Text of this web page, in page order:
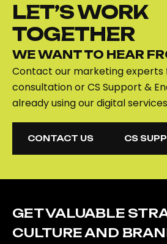
LET’S WORK
TOGETHER
WE WANT TO HEAR
Contact our marketing experts
consultation or CS Support &
already using our digital
CONTACT US
CS
GET VALUABLE
CULTURE AND